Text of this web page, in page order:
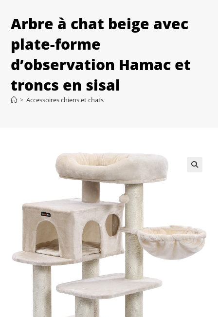
Arbre à chat beige avec
plate-forme
d’observation Hamac et
troncs en sisal
> Accessoires chiens et chats